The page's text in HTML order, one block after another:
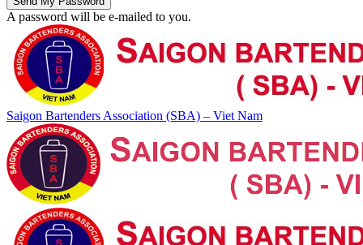
A password will be e-mailed to you.
Saigon Bartenders Association (SBA) – Viet Nam